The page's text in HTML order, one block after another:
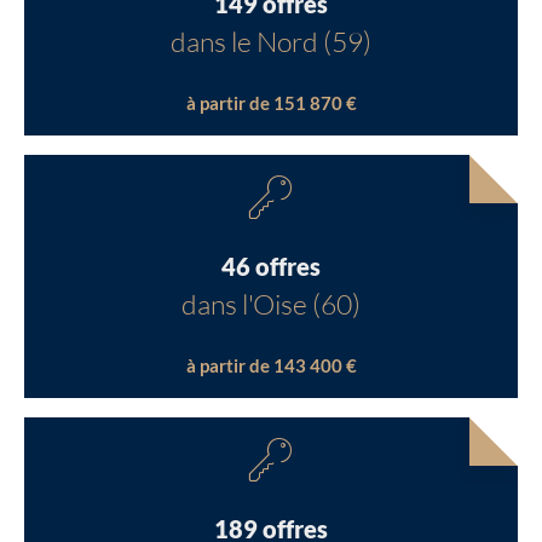
dans le Nord (59)
à partir de 151 870 €
46 offres
dans l'Oise (60)
à partir de 143 400 €
189 offres